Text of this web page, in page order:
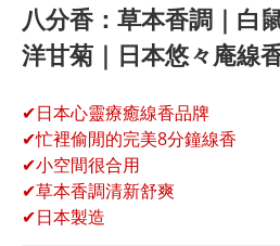
八分香：草本香調｜白
洋甘菊｜日本悠々庵線
✔日本心靈療癒線香品牌
✔忙裡偷閒的完美8分鐘線香
✔小空間很合用
✔草本香調清新舒爽
✔日本製造